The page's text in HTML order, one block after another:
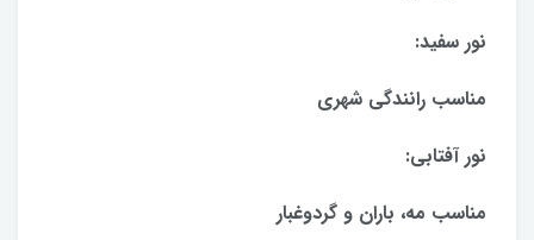
نور سفید:
مناسب رانندگی شهری
نور آفتابی:
مناسب مه، باران و گردوغبار